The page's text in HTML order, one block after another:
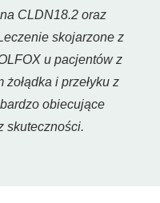
CLDN18.2 oraz
skojarzone z
u pacjentów z
i przełyku z
obiecujące
skuteczności.